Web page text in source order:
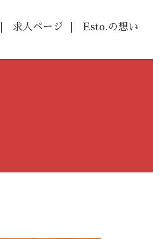
求人ページ Esto.の想い